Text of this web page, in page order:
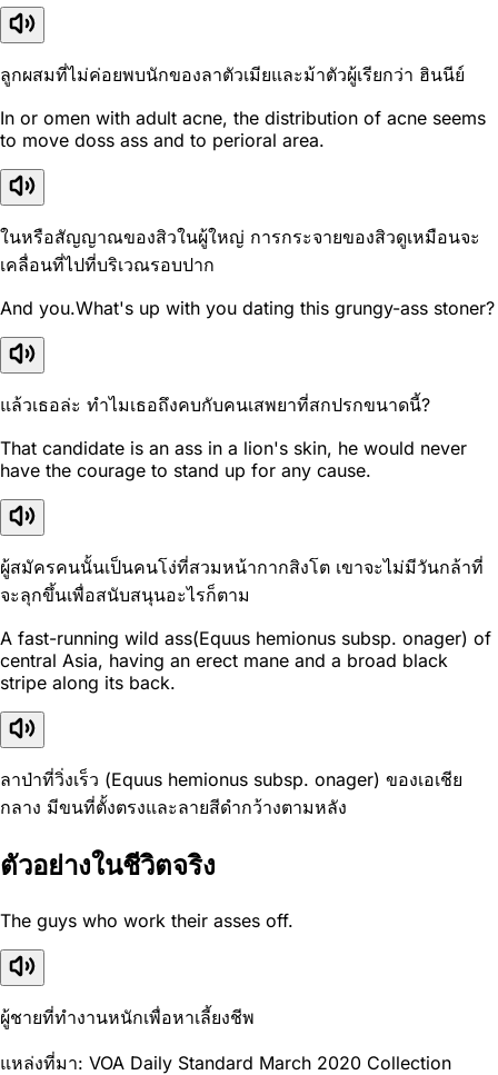
ลูกผสมที่ไม่ค่อยพบนักของลาตัวเมียและม้าตัวผู้เรียกว่า ฮินนีย์
In or omen with adult acne, the distribution of acne seems
to move doss ass and to perioral area.
ในหรือสัญญาณของสิวในผู้ใหญ่ การกระจายของสิวดูเหมือนจะ
เคลื่อนที่ไปที่บริเวณรอบปาก
And you.What's up with you dating this grungy-ass stoner?
แล้วเธอล่ะ ทำไมเธอถึงคบกับคนเสพยาที่สกปรกขนาดนี้?
That candidate is an ass in a lion's skin, he would never
have the courage to stand up for any cause.
ผู้สมัครคนนั้นเป็นคนโง่ที่สวมหน้ากากสิงโต เขาจะไม่มีวันกล้าที่
จะลุกขึ้นเพื่อสนับสนุนอะไรก็ตาม
A fast-running wild ass(Equus hemionus subsp. onager) of
central Asia, having an erect mane and a broad black
stripe along its back.
ลาป่าที่วิ่งเร็ว (Equus hemionus subsp. onager) ของเอเชีย
กลาง มีขนที่ตั้งตรงและลายสีดำกว้างตามหลัง
ตัวอย่างในชีวิตจริง
The guys who work their asses off.
ผู้ชายที่ทำงานหนักเพื่อหาเลี้ยงชีพ
แหล่งที่มา: VOA Daily Standard March 2020 Collection